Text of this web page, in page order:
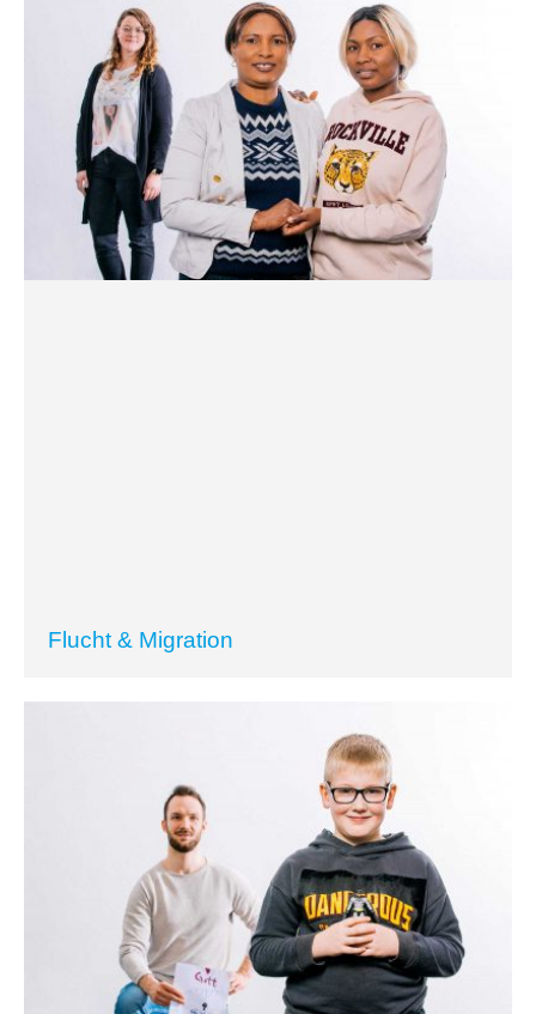
Flucht & Migration